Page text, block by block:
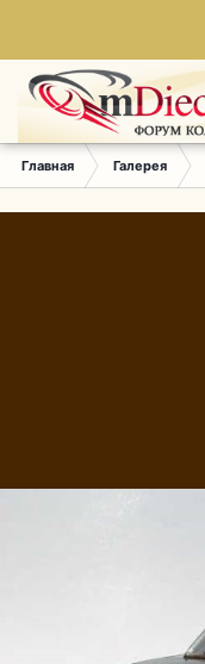
Главная Галерея